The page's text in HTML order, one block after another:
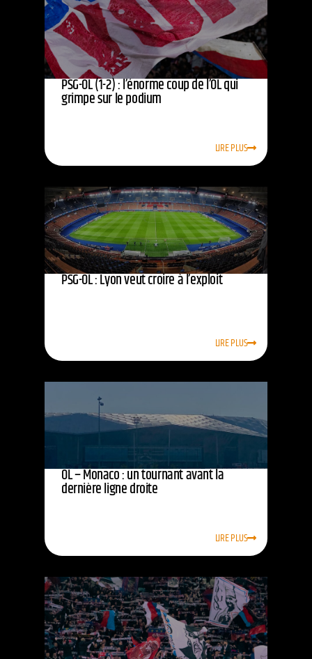
PSG-OL (1-2) : l’énorme coup de l’OL qui
grimpe sur le podium
LIRE PLUS
PSG-OL : Lyon veut croire à l’exploit
LIRE PLUS
OL – Monaco : un tournant avant la
dernière ligne droite
LIRE PLUS